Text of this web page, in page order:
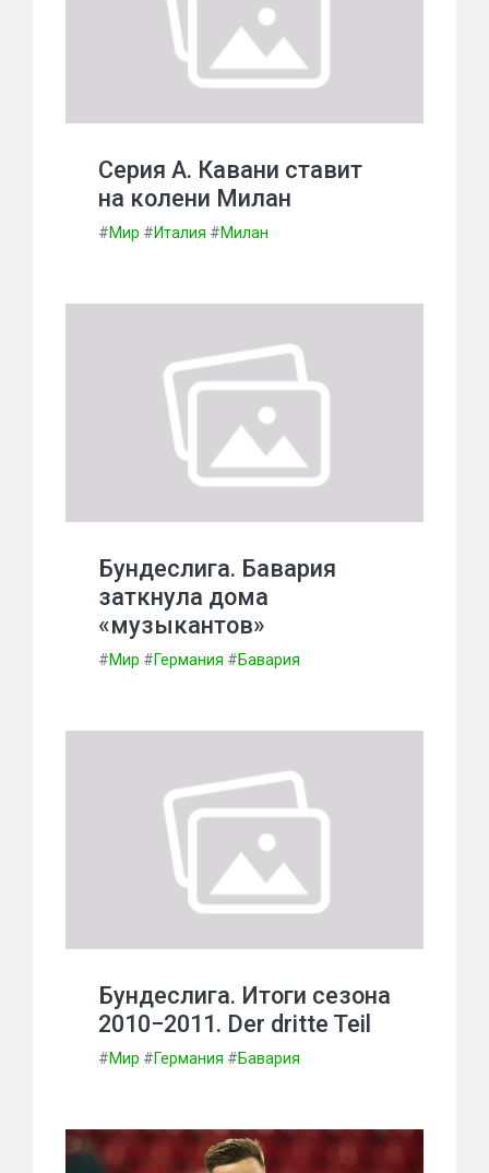
Серия А. Кавани ставит
на колени Милан
#Мир #Италия #Милан
Бундеслига. Бавария
заткнула дома
«музыкантов»
#Мир #Германия #Бавария
Бундеслига. Итоги сезона
2010−2011. Der dritte Teil
#Мир #Германия #Бавария